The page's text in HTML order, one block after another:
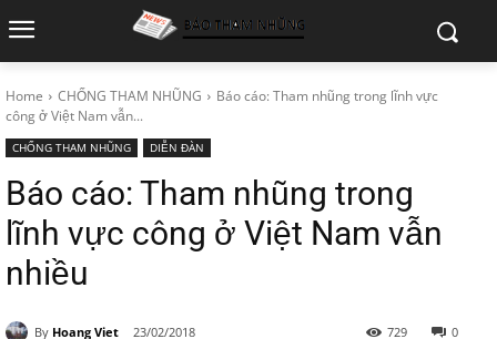
Home CHỐNG THAM NHŨNG
Báo cáo: Tham nhũng trong lĩnh vực
công ở Việt Nam vẫn...
CHỐNG THAM NHŨNG DIỄN ĐÀN
Báo cáo: Tham nhũng trong
lĩnh vực công ở Việt Nam vẫn
nhiều
By Hoang Viet 23/02/2018 0
729